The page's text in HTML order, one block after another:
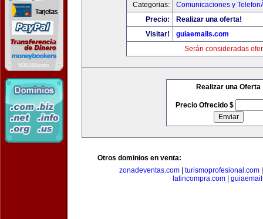
Categorias:
Comunicaciones y
Precio:
Realizar una oferta!
Visitar!
guiaemails.com
Serán consideradas
Realizar una Oferta
Precio Ofrecido $
Otros dominios en venta:
zonadeventas.com| turismoprofesional.com
latincompra.com|